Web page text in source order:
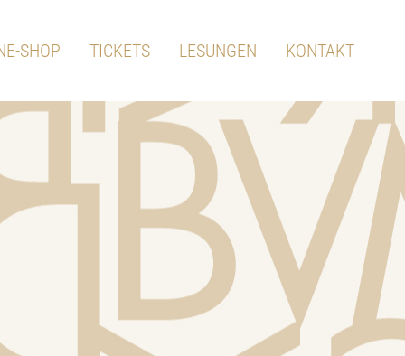
SHOP TICKETS LESUNGEN KONTAKT